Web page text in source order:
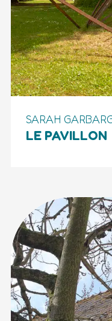
SARAH
LE PAVILLON